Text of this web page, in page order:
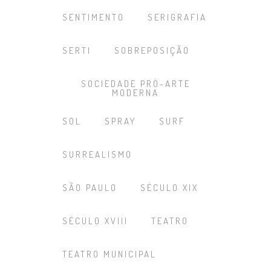
SENTIMENTO SERIGRAFIA
SERTI SOBREPOSIÇÃO
SOCIEDADE PRÓ-ARTE
MODERNA
SOL SPRAY SURF
SURREALISMO
SÃO PAULO SÉCULO XIX
SÉCULO XVIII TEATRO
TEATRO MUNICIPAL